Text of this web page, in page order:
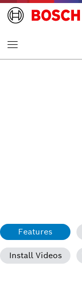
Features
Install Videos